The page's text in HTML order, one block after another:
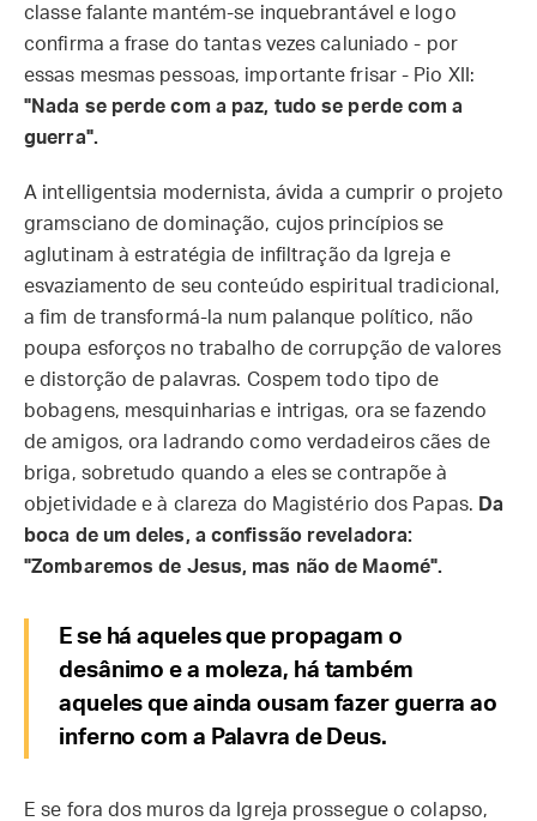
classe falante mantém-se inquebrantável e logo
confirma a frase do tantas vezes caluniado - por
essas mesmas pessoas, importante frisar - Pio XII:
"Nada se perde com a paz, tudo se perde com a
guerra".
A intelligentsia modernista, ávida a cumprir o projeto
gramsciano de dominação, cujos princípios se
aglutinam à estratégia de infiltração da Igreja e
esvaziamento de seu conteúdo espiritual tradicional,
a fim de transformá-la num palanque político, não
poupa esforços no trabalho de corrupção de valores
e distorção de palavras. Cospem todo tipo de
bobagens, mesquinharias e intrigas, ora se fazendo
de amigos, ora ladrando como verdadeiros cães de
briga, sobretudo quando a eles se contrapõe à
objetividade e à clareza do Magistério dos Papas. Da
boca de um deles, a confissão reveladora:
"Zombaremos de Jesus, mas não de Maomé".
E se há aqueles que propagam o
desânimo e a moleza, há também
aqueles que ainda ousam fazer guerra ao
inferno com a Palavra de Deus.
E se fora dos muros da Igreja prossegue o colapso,